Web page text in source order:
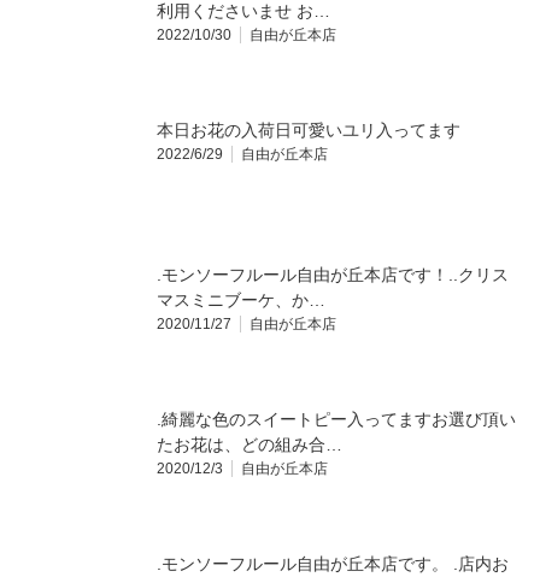
利用くださいませ お…
2022/10/30 自由が丘本店
本日お花の入荷日可愛いユリ入ってます
2022/6/29 自由が丘本店
.モンソーフルール自由が丘本店です！..クリス
マスミニブーケ、か…
2020/11/27 自由が丘本店
.綺麗な色のスイートピー入ってますお選び頂い
たお花は、どの組み合…
2020/12/3 自由が丘本店
.モンソーフルール自由が丘本店です。 .店内お